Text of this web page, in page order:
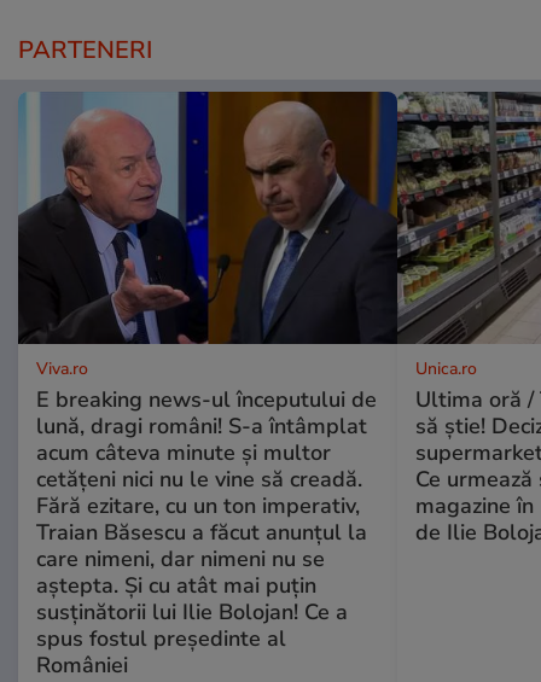
PARTENERI
Viva.ro
E breaking news-ul începutului de
lună, dragi români! S-a întâmplat
acum câteva minute și multor
cetățeni nici nu le vine să creadă.
Fără ezitare, cu un ton imperativ,
Traian Băsescu a făcut anunțul la
care nimeni, dar nimeni nu se
aștepta. Și cu atât mai puțin
susținătorii lui Ilie Bolojan! Ce a
spus fostul președinte al
României
Unica.ro
Ultima oră /
să știe!
Ce
magazine
de Ilie